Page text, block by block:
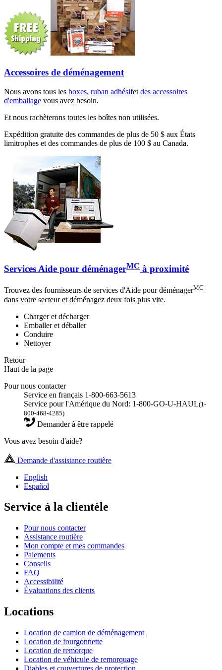
Accessoires de déménagement
Nous avons tous les boxes, ruban adhésifet des accessoires
d'emballage vous avez besoin.
Et nous rachèterons toutes les boîtes non utilisées.
Expédition gratuite des commandes de plus de 50 $ aux États
limitrophes et des commandes de plus de 100 $ au Canada.
Services Aide pour déménagerMC à proximité
Trouvez des fournisseurs de services d'Aide pour déménagerMC
dans votre secteur et déménagez deux fois plus vite.
Charger et décharger
Emballer et déballer
Conduire
Nettoyer
Retour
Haut de la page
Pour nous contacter
Service en français 1-800-663-5613
Service pour l'Amérique du Nord: 1-800-GO-U-HAUL(1-
800-468-4285)
Demander à être rappelé
Vous avez besoin d'aide?
Demande d'assistance routière
English
Español
Service à la clientèle
Pour nous contacter
Assistance routière
Mon compte et mes commandes
Paiements
Conseils
FAQ
Accessibilité
Évaluations des clients
Locations
Location de camion de déménagement
Location de fourgonnette
Location de remorque
Location de véhicule de remorquage